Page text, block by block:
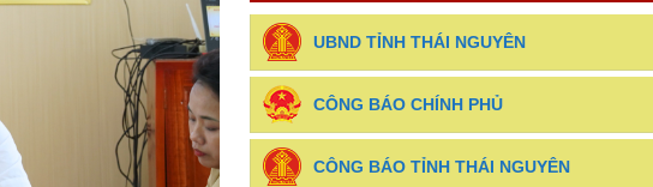
UBND TỈNH THÁI NGUYÊN
CÔNG BÁO CHÍNH PHỦ
CÔNG BÁO TỈNH THÁI NGUYÊN